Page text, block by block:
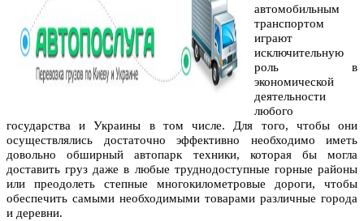
автомобильным
транспортом
играют
исключительную
роль в
экономической
деятельности
любого
государства и Украины в том числе. Для того, чтобы они
осуществлялись достаточно эффективно необходимо иметь
довольно обширный автопарк техники, которая бы могла
доставить груз даже в любые труднодоступные горные районы
или преодолеть степные многокилометровые дороги, чтобы
обеспечить самыми необходимыми товарами различные города
и деревни.